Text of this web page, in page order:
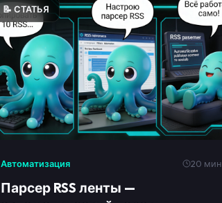
📝 СТАТЬЯ
Автоматизация 20 мин
Парсер RSS ленты —